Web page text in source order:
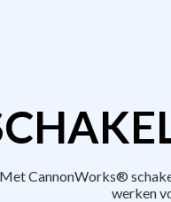
Met CannonWorks®
werken